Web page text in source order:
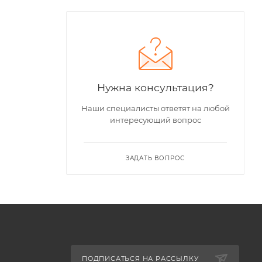
Нужна консультация?
Наши специалисты ответят на любой
интересующий вопрос
ЗАДАТЬ ВОПРОС
ПОДПИСАТЬСЯ НА РАССЫЛКУ